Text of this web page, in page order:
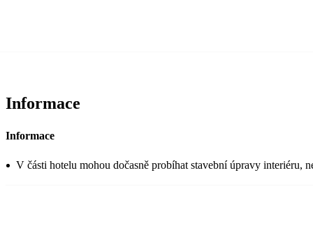
Informace
Informace
V části hotelu mohou dočasně probíhat stavební úpravy interiéru,